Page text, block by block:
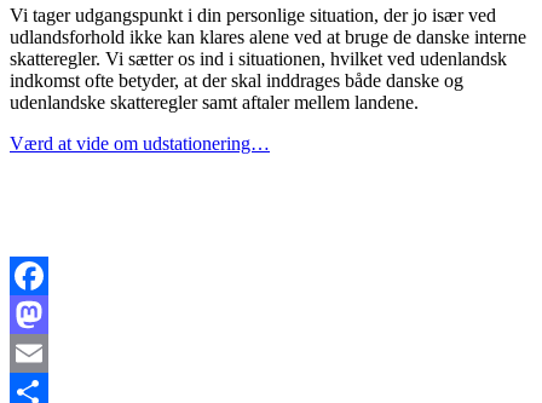
Vi tager udgangspunkt i din personlige situation, der jo især ved
udlandsforhold ikke kan klares alene ved at bruge de danske interne
skatteregler. Vi sætter os ind i situationen, hvilket ved udenlandsk
indkomst ofte betyder, at der skal inddrages både danske og
udenlandske skatteregler samt aftaler mellem landene.
Værd at vide om udstationering…
Facebook
Mastodon
Email